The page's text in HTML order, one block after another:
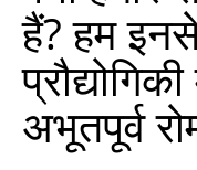
हैं? हम
अभूतपूर्व